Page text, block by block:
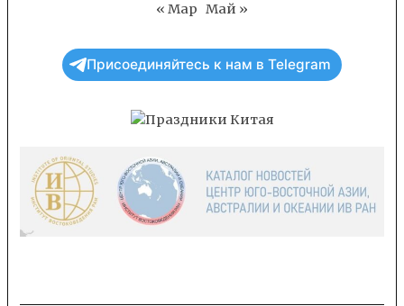
« Мар Май »
Присоединяйтесь к нам в Telegram